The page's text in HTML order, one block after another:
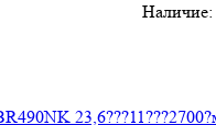
Наличие: